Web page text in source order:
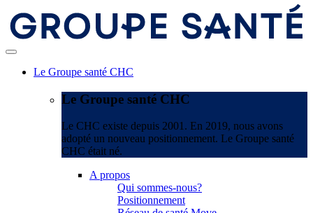
Le Groupe santé CHC
Le Groupe santé CHC
Le CHC existe depuis 2001. En 2019, nous avons
adopté un nouveau positionnement. Le Groupe santé
CHC était né.
A propos
Qui sommes-nous?
Positionnement